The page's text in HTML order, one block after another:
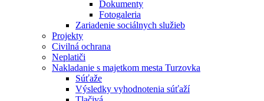
Dokumenty
Fotogaleria
Zariadenie sociálnych služieb
Projekty
Civilná ochrana
Neplatiči
Nakladanie s majetkom mesta Turzovka
Súťaže
Výsledky vyhodnotenia súťaží